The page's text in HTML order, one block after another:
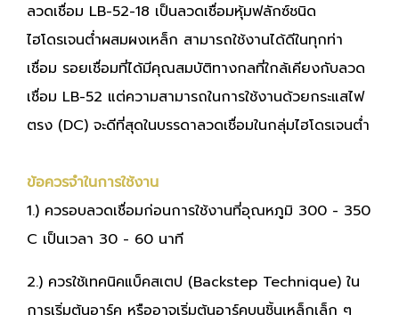
ลวดเชื่อม LB-52-18 เป็นลวดเชื่อมหุ้มฟลักซ์ชนิด
ไฮโดรเจนต่ำผสมผงเหล็ก สามารถใช้งานได้ดีในทุกท่า
เชื่อม รอยเชื่อมที่ได้มีคุณสมบัติทางกลที่ใกล้เคียงกับลวด
เชื่อม LB-52 แต่ความสามารถในการใช้งานด้วยกระแสไฟ
ตรง (DC) จะดีที่สุดในบรรดาลวดเชื่อมในกลุ่มไฮโดรเจนต่ำ
ข้อควรจำในการใช้งาน
1.) ควรอบลวดเชื่อมก่อนการใช้งานที่อุณหภูมิ 300 - 350
C เป็นเวลา 30 - 60 นาที
2.) ควรใช้เทคนิคแบ็คสเตป (Backstep Technique) ใน
การเริ่มต้นอาร์ค หรืออาจเริ่มต้นอาร์คบนชิ้นเหล็กเล็ก ๆ